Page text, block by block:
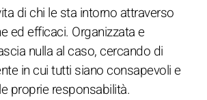
di chi le sta intorno attraverso
ed efficaci. Organizzata e
nulla al caso, cercando di
in cui tutti siano consapevoli e
proprie responsabilità.